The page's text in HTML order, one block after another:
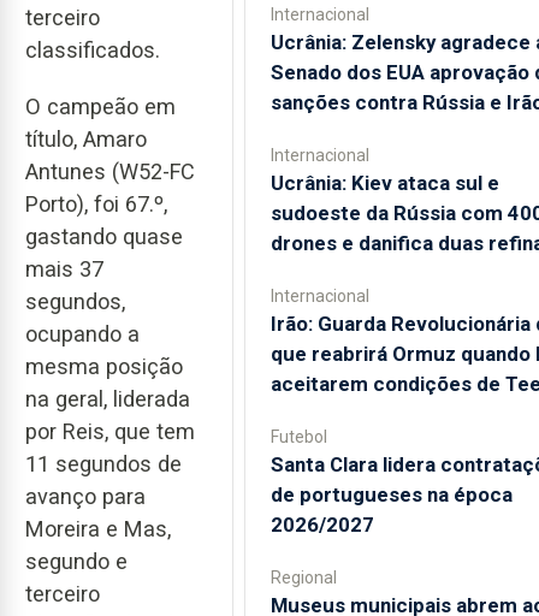
terceiro
classificados.
O campeão em
título, Amaro
Antunes (W52-FC
Porto), foi 67.º,
gastando quase
mais 37
segundos,
ocupando a
mesma posição
na geral, liderada
por Reis, que tem
11 segundos de
avanço para
Moreira e Mas,
segundo e
terceiro
Internacional
Ucrânia: Zelensky agradece
Senado dos EUA aprovação
sanções contra Rússia e
Internacional
Ucrânia: Kiev ataca sul e
sudoeste da Rússia com
drones e danifica duas
Internacional
Irão: Guarda Revolucionária
que reabrirá Ormuz quando
aceitarem condições de
Futebol
Santa Clara lidera
de portugueses na época
2026/2027
Regional
Museus municipais abrem